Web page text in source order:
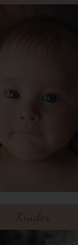
Kinder